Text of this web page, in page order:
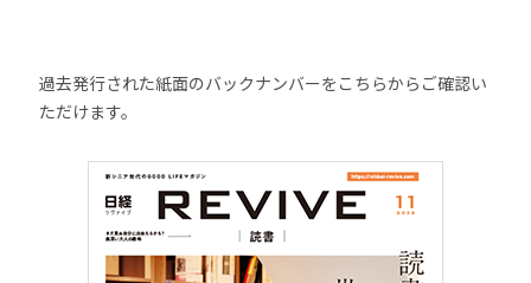
過去発行された紙面のバックナンバーをこちらからご確認い
ただけます。